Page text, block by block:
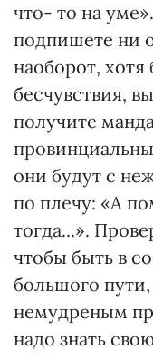
что- то на
подпишете ни
наоборот,
бесчувствия,
получите
они будут с
по плечу: «А
тогда...».
чтобы быть в
большого
немудреным
надо знать